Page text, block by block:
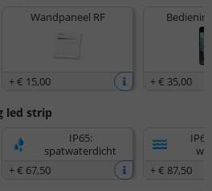
Wandpaneel RF
+€ 15,00 +€ 35,00
led strip
IP65:
spatwaterdicht
+€ 67,50
+€ 87,50